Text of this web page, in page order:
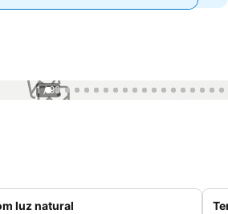
1 / 99
luz natural